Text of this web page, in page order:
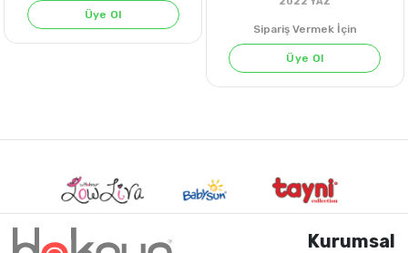
Üye Ol
Sipariş Vermek İçin
Üye Ol
Kurumsal